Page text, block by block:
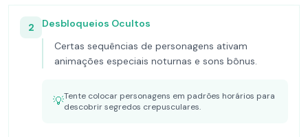
2
Desbloqueios Ocultos
Certas sequências de personagens ativam
animações especiais noturnas e sons bônus.
💡Tente colocar personagens em padrões horários para
descobrir segredos crepusculares.